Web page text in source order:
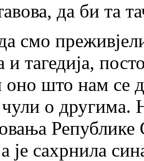
да би та
смо
и тагедија,
оно што нам се
чули о
Републике
је сахрнила